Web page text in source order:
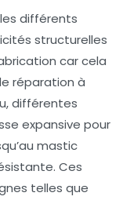
différents
structurelles
car cela
réparation à
différentes
expansive pour
mastic
Ces
telles que